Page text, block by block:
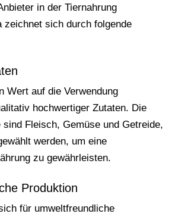
in der Tiernahrung
zeichnet sich durch folgende
Wert auf die Verwendung
hochwertiger Zutaten. Die
sind Fleisch, Gemüse und Getreide,
werden, um eine
zu gewährleisten.
Produktion
für umweltfreundliche